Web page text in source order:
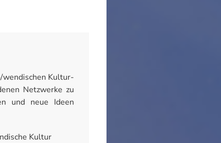
wendischen Kultur-
Netzwerke zu
und neue Ideen
Kultur